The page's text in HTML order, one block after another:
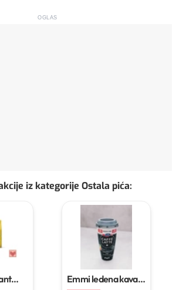
OGLAS
iz kategorije Ostala pića:
Emmi ledena kava